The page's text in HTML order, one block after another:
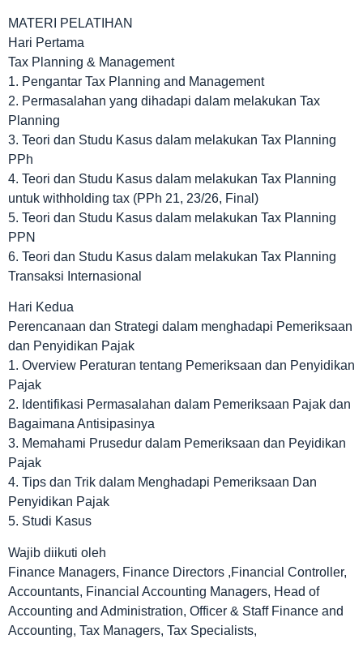
MATERI PELATIHAN
Hari Pertama
Tax Planning & Management
1. Pengantar Tax Planning and Management
2. Permasalahan yang dihadapi dalam melakukan Tax
Planning
3. Teori dan Studu Kasus dalam melakukan Tax Planning
PPh
4. Teori dan Studu Kasus dalam melakukan Tax Planning
untuk withholding tax (PPh 21, 23/26, Final)
5. Teori dan Studu Kasus dalam melakukan Tax Planning
PPN
6. Teori dan Studu Kasus dalam melakukan Tax Planning
Transaksi Internasional
Hari Kedua
Perencanaan dan Strategi dalam menghadapi Pemeriksaan
dan Penyidikan Pajak
1. Overview Peraturan tentang Pemeriksaan dan Penyidikan
Pajak
2. Identifikasi Permasalahan dalam Pemeriksaan Pajak dan
Bagaimana Antisipasinya
3. Memahami Prusedur dalam Pemeriksaan dan Peyidikan
Pajak
4. Tips dan Trik dalam Menghadapi Pemeriksaan Dan
Penyidikan Pajak
5. Studi Kasus
Wajib diikuti oleh
Finance Managers, Finance Directors ,Financial Controller,
Accountants, Financial Accounting Managers, Head of
Accounting and Administration, Officer & Staff Finance and
Accounting, Tax Managers, Tax Specialists,